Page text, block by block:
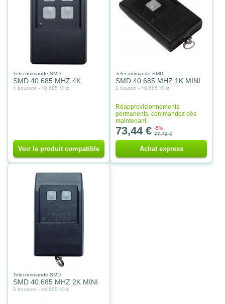
Telecommande SMD
SMD 40.685 MHZ 4K
4 boutons - 40.685 MHz
Voir le produit compatible
Telecommande SMD
SMD 40.685 MHZ 1K MINI
1 bouton - 40.685 MHz
Réapprovisionnements
permanents, commandez dès
maintenant.
73,44 € -5%
77,72 €
Achat express
Telecommande SMD
SMD 40.685 MHZ 2K MINI
2 boutons - 40.685 MHz